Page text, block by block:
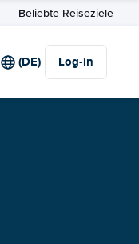
Beliebte Reiseziele
(DE) Log-in